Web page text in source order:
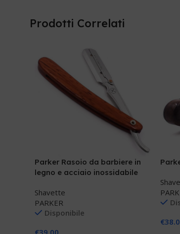
Prodotti Correlati
Parker Rasoio da barbiere in
legno e acciaio inossidabile
Shavette
PARKER
Disponibile
€39.00
€